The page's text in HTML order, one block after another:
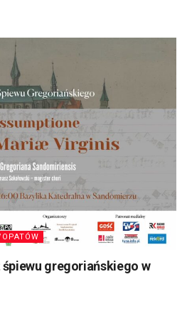
gregoriańskiego w